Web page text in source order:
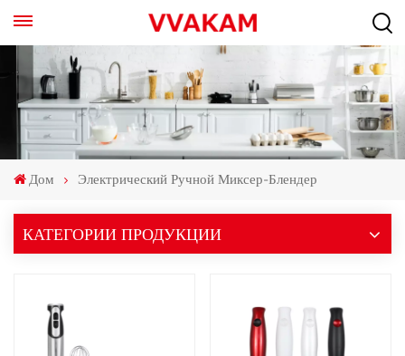
Дом Электрический Ручной Миксер-Блендер
КАТЕГОРИИ ПРОДУКЦИИ